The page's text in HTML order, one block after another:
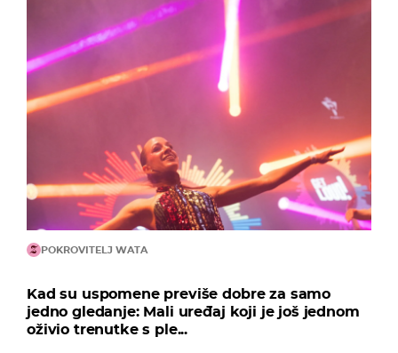
POKROVITELJ WATA
Kad su uspomene previše dobre za samo
jedno gledanje: Mali uređaj koji je još jednom
oživio trenutke s ple...